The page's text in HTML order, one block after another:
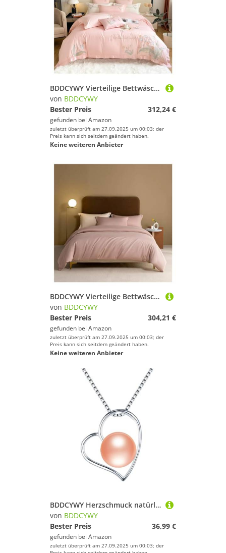
BDDCYWY Vierteilige Bettwäsche-Set Chic Lily of The Valley Stickerei 600TC Langstufe Baumwolle Bettwäsche Königin King Blumen Bettdecke Abdeckblatt Kissenwecker Bett Vier Stücke Set,
von BDDCYWY
Bester Preis
312,24 €
gefunden bei Amazon
zuletzt überprüft am 27.09.2025 um 00:03; der
Preis kann sich seitdem geändert haben.
Keine weiteren Anbieter
BDDCYWY Vierteilige Bettwäschesetbett Vier Stücke Set, graulila, Feste Farbbettbedeckungsbett/ausgestattete Blechkissen Kissen King Luxus weich 1000 tc Baumwollbett
von BDDCYWY
Bester Preis
304,21 €
gefunden bei Amazon
zuletzt überprüft am 27.09.2025 um 00:03; der
Preis kann sich seitdem geändert haben.
Keine weiteren Anbieter
BDDCYWY Herzschmuck natürliches Süßwasserperlenanhänger für Frauen
von BDDCYWY
Bester Preis
36,99 €
gefunden bei Amazon
zuletzt überprüft am 27.09.2025 um 00:03; der